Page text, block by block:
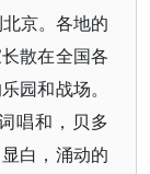
京。各地的
散在全国各
园和战场。
唱和，贝多
白，涌动的